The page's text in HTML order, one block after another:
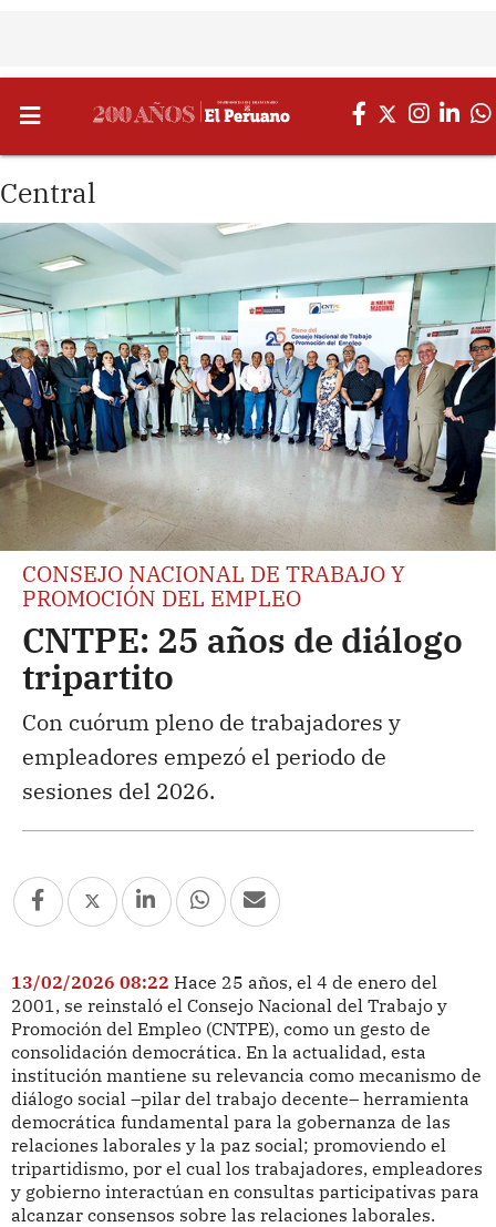
Central
CONSEJO NACIONAL DE TRABAJO Y
PROMOCIÓN DEL EMPLEO
CNTPE: 25 años de diálogo
tripartito
Con cuórum pleno de trabajadores y
empleadores empezó el periodo de
sesiones del 2026.
13/02/2026 08:22 Hace 25 años, el 4 de enero del
2001, se reinstaló el Consejo Nacional del Trabajo y
Promoción del Empleo (CNTPE), como un gesto de
consolidación democrática. En la actualidad, esta
institución mantiene su relevancia como mecanismo de
diálogo social –pilar del trabajo decente– herramienta
democrática fundamental para la gobernanza de las
relaciones laborales y la paz social; promoviendo el
tripartidismo, por el cual los trabajadores, empleadores
y gobierno interactúan en consultas participativas para
alcanzar consensos sobre las relaciones laborales.